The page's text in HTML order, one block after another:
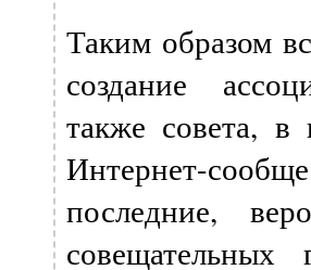
Таким образом
создание
также совета, в
Интернет-
последние,